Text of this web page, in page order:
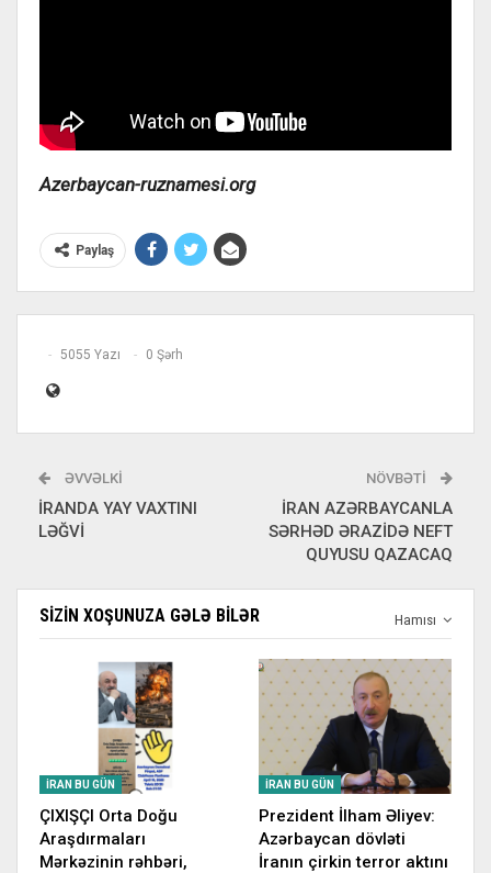
Azerbaycan-ruznamesi.org
Paylaş
5055 Yazı 0 Şərh
ƏVVƏLKI
İRANDA YAY VAXTINI
LƏĞVİ
NÖVBƏTI
İRAN AZƏRBAYCANLA
SƏRHƏD ƏRAZİDƏ NEFT
QUYUSU QAZACAQ
Hamısı
SIZIN XOŞUNUZA GƏLƏ BILƏR
İRAN BU GÜN
ÇIXIŞÇI Orta Doğu
Araşdırmaları
Mərkəzinin rəhbəri,
İRAN BU GÜN
Prezident İlham Əliyev:
Azərbaycan dövləti
İranın çirkin terror aktını